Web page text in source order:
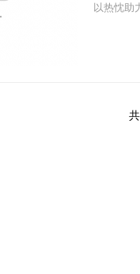
以热忱助
共